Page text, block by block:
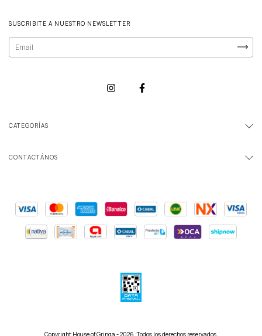
SUSCRIBITE A NUESTRO NEWSLETTER
CATEGORÍAS
CONTACTÁNOS
Copyright House of Gringa - 2026. Todos los derechos reservados.